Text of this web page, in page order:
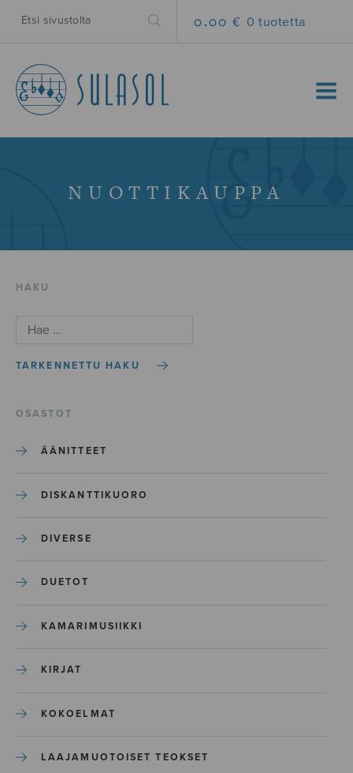
0.00 € 0 tuotetta
MENU
NUOTTIKAUPPA
HAKU
TARKENNETTU HAKU
OSASTOT
ÄÄNITTEET
DISKANTTIKUORO
DIVERSE
DUETOT
KAMARIMUSIIKKI
KIRJAT
KOKOELMAT
LAAJAMUOTOISET TEOKSET